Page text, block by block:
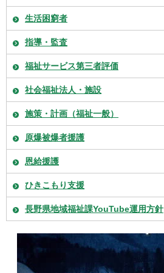
生活困窮者
指導・監査
福祉サービス第三者評価
社会福祉法人・施設
施策・計画（福祉一般）
原爆被爆者援護
恩給援護
ひきこもり支援
長野県地域福祉課YouTube運用方針